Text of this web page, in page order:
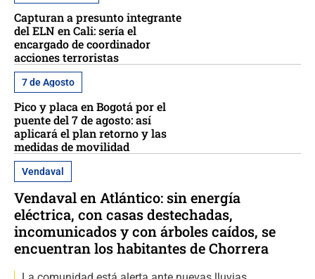
Capturan a presunto integrante
del ELN en Cali: sería el
encargado de coordinador
acciones terroristas
7 de Agosto
Pico y placa en Bogotá por el
puente del 7 de agosto: así
aplicará el plan retorno y las
medidas de movilidad
Vendaval
Vendaval en Atlántico: sin energía
eléctrica, con casas destechadas,
incomunicados y con árboles caídos, se
encuentran los habitantes de Chorrera